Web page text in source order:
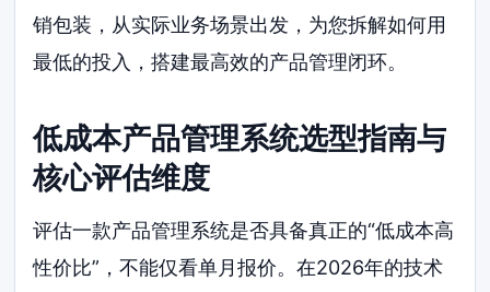
销包装，从实际业务场景出发，为您拆解如何用
最低的投入，搭建最高效的产品管理闭环。
低成本产品管理系统选型指南与
核心评估维度
评估一款产品管理系统是否具备真正的“低成本高
性价比”，不能仅看单月报价。在2026年的技术